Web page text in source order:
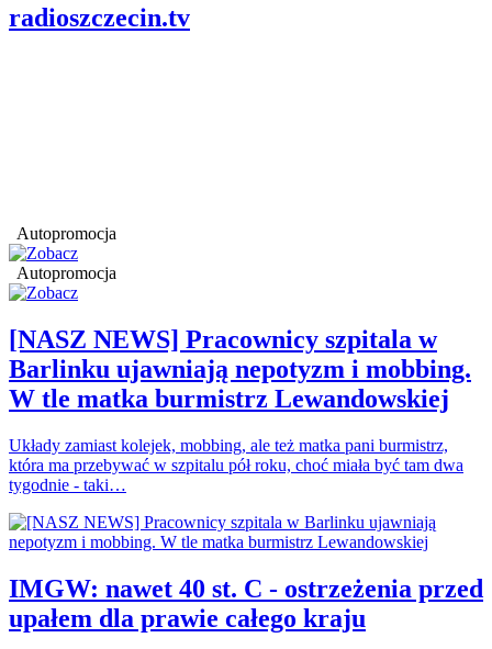
radioszczecin.tv
Autopromocja
Autopromocja
[NASZ NEWS] Pracownicy szpitala w
Barlinku ujawniają nepotyzm i mobbing.
W tle matka burmistrz Lewandowskiej
Układy zamiast kolejek, mobbing, ale też matka pani burmistrz,
która ma przebywać w szpitalu pół roku, choć miała być tam dwa
tygodnie - taki…
IMGW: nawet 40 st. C - ostrzeżenia przed
upałem dla prawie całego kraju